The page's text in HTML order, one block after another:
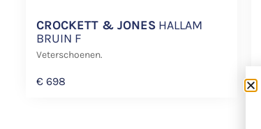
CROCKETT & JONES HALLAM
BRUIN F
Veterschoenen.
€ 698